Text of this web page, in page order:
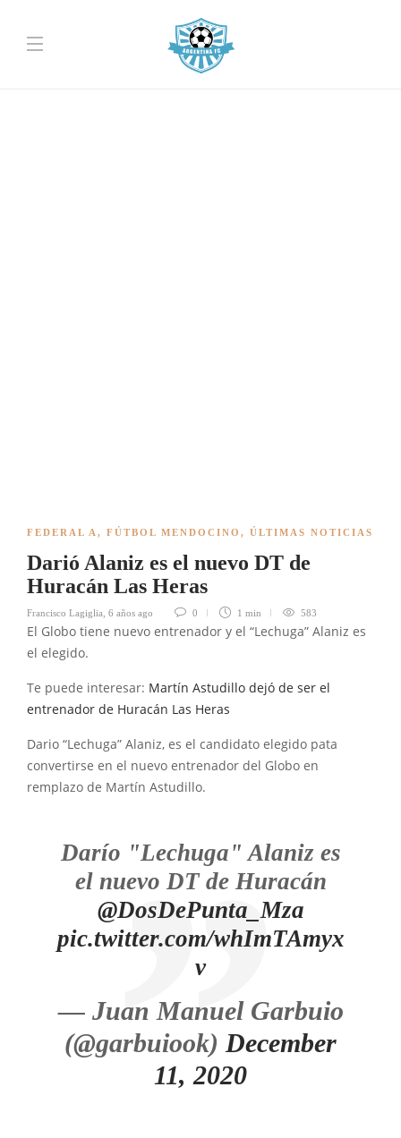
FEDERAL A , FÚTBOL MENDOCINO , ÚLTIMAS NOTICIAS
Darió Alaniz es el nuevo DT de
Huracán Las Heras
Francisco Lagiglia 6 años ago 0 1 min 583
El Globo tiene nuevo entrenador y el “Lechuga” Alaniz es
el elegido.
Te puede interesar: Martín Astudillo dejó de ser el
entrenador de Huracán Las Heras
Dario “Lechuga” Alaniz, es el candidato elegido pata
convertirse en el nuevo entrenador del Globo en
remplazo de Martín Astudillo.
Darío "Lechuga" Alaniz es
el nuevo DT de Huracán
@DosDePunta_Mza
pic.twitter.com/whImTAmyx
v
— Juan Manuel Garbuio
(@garbuiook) December
11, 2020